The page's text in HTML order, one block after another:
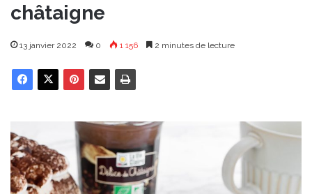
châtaigne
13 janvier 2022 0 1 156 2 minutes de lecture